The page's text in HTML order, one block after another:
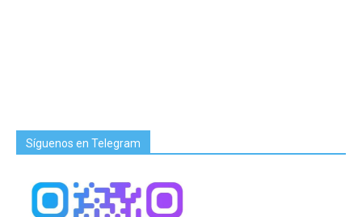
Síguenos en Telegram